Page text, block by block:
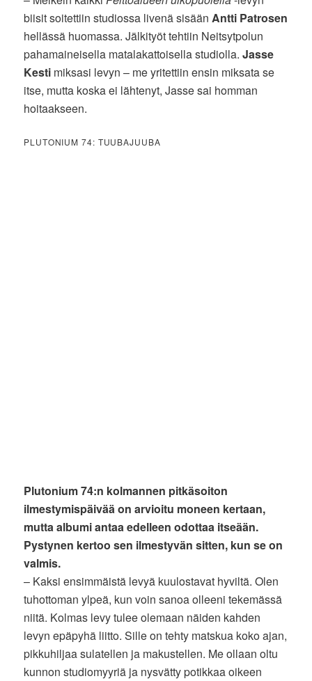
biisit soitettiin studiossa livenä sisäänAntti Patrosen
hellässä huomassa. Jälkityöt tehtiin Neitsytpolun
pahamaineisella matalakattoisella studiolla.Jasse
Kesti miksasi levyn – me yritettiin ensin miksata se
itse, mutta koska ei lähtenyt, Jasse sai homman
hoitaakseen.
PLUTONIUM 74: TUUBAJUUBA
Plutonium 74:n kolmannen pitkäsoiton
ilmestymispäivää on arvioitu moneen kertaan,
mutta albumi antaa edelleen odottaa itseään.
Pystynen kertoo sen ilmestyvän sitten, kun se on
valmis.
– Kaksi ensimmäistä levyä kuulostavat hyviltä. Olen
tuhottoman ylpeä, kun voin sanoa olleeni tekemässä
niitä. Kolmas levy tulee olemaan näiden kahden
levyn epäpyhä liitto. Sille on tehty matskua koko ajan,
pikkuhiljaa sulatellen ja makustellen. Me ollaan oltu
kunnon studiomyyriä ja nysvätty potikkaa oikeen